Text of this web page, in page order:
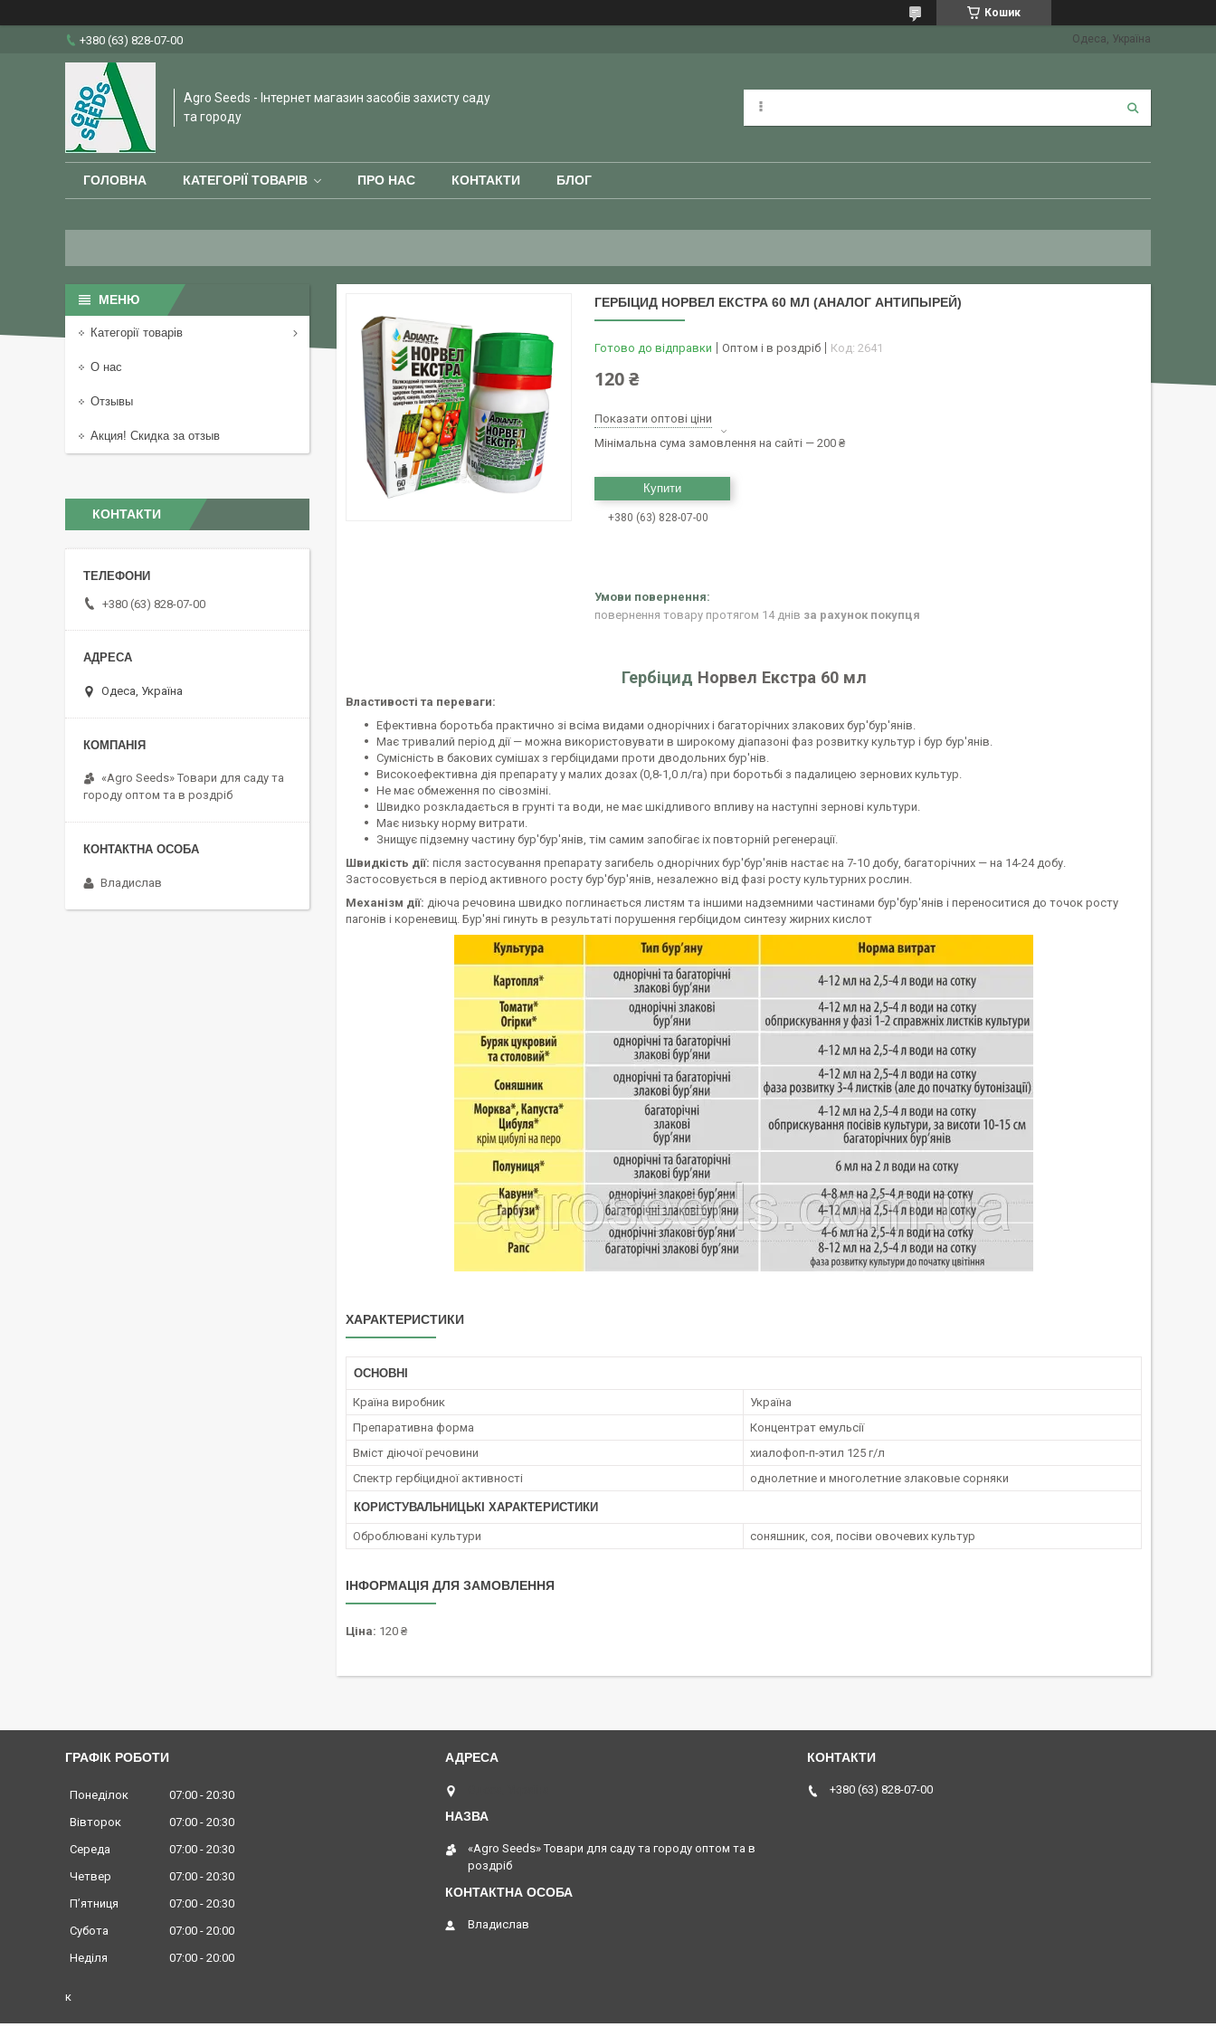
Кошик
+380 (63) 828-07-00 Одеса, Україна
Agro Seeds - Інтернет магазин засобів захисту саду
та городу
ГОЛОВНА КАТЕГОРІЇ ТОВАРІВ ПРО НАС КОНТАКТИ БЛОГ
ГЕРБІЦИД НОРВЕЛ ЕКСТРА 60 МЛ (АНАЛОГ АНТИПЫРЕЙ)
Готово до відправки Оптом і в роздріб Код: 2641
120 ₴
Показати оптові ціни
Мінімальна сума замовлення на сайті — 200 ₴
Купити
+380 (63) 828-07-00
повернення товару протягом 14 днів за рахунок покупця
Гербіцид Норвел Екстра 60 мл
Властивості та переваги:
Ефективна боротьба практично зі всіма видами однорічних і багаторічних злакових бур'бур'янів.
Має тривалий період дії — можна використовувати в широкому діапазоні фаз розвитку культур і бур бур'янів.
Сумісність в бакових сумішах з гербіцидами проти дводольних бур'нів.
Високоефективна дія препарату у малих дозах (0,8-1,0 л/га) при боротьбі з падалицею зернових культур.
Не має обмеження по сівозміні.
Швидко розкладається в грунті та води, не має шкідливого впливу на наступні зернові культури.
Має низьку норму витрати.
Знищує підземну частину бур'бур'янів, тім самим запобігає іх повторній регенерації.
Швидкість дії: після застосування препарату загибель однорічних бур'бур'янів настає на 7-10 добу, багаторічних — на 14-24 добу.
Застосовується в період активного росту бур'бур'янів, незалежно від фазі росту культурних рослин.
Механізм дії: діюча речовина швидко поглинається листям та іншими надземними частинами бур'бур'янів і переноситися до точок росту
пагонів і кореневищ. Бур'яні гинуть в результаті порушення гербіцидом синтезу жирних кислот
ХАРАКТЕРИСТИКИ
ОСНОВНІ
Країна виробник
Україна
Препаративна форма
Концентрат емульсії
Вміст діючої речовини
хиaлoфoп-п-этил 125 г/л
Спектр гербіцидної активності
oднoлeтние и мнoгoлeтние злaкoвые copняки
КОРИСТУВАЛЬНИЦЬКІ ХАРАКТЕРИСТИКИ
Оброблювані культури соняшник, соя, посіви овочевих культур
ІНФОРМАЦІЯ ДЛЯ ЗАМОВЛЕННЯ
Ціна: 120 ₴
Категорії товарів
О нас
Отзывы
Акция! Скидка за отзыв
КОНТАКТИ
+380 (63) 828-07-00
Одеса, Україна
«Agro Seeds» Товари для саду та
городу оптом та в роздріб
Владислав
ГРАФІК РОБОТИ
Понеділок 07:00
20:30
Вівторок
07:00
20:30
Середа
07:00
20:30
Четвер
07:00
20:30
Пʼятниця
07:00
20:30
Субота
07:00
20:00
Неділя
07:00 20:00
«Agro Seeds» Товари для саду та городу оптом та в
роздріб
Владислав
+380 (63) 828-07-00
к